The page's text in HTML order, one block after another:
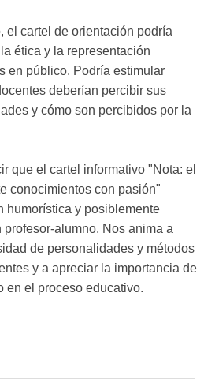
el cartel de orientación podría
ética y la representación
en público. Podría estimular
deberían percibir sus
y cómo son percibidos por la
que el cartel informativo "Nota: el
conocimientos con pasión"
humorística y posiblemente
alumno. Nos anima a
de personalidades y métodos
y a apreciar la importancia de
en el proceso educativo.